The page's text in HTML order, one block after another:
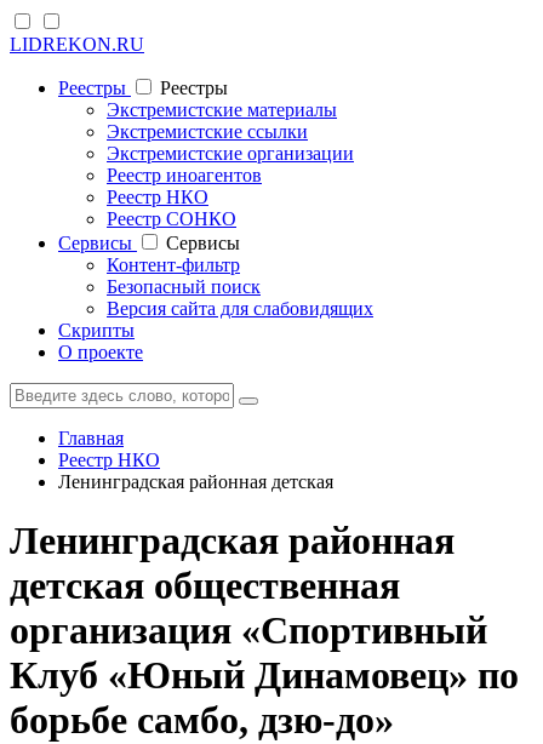
LIDREKON.RU
Реестры
Реестры
Экстремистские материалы
Экстремистские ссылки
Экстремистские организации
Реестр иноагентов
Реестр НКО
Реестр СОНКО
Cервисы
Cервисы
Контент-фильтр
Безопасный поиск
Версия сайта для слабовидящих
Скрипты
О проекте
Главная
Реестр НКО
Ленинградская районная детская
Ленинградская районная
детская общественная
организация «Спортивный
Клуб «Юный Динамовец» по
борьбе самбо, дзю-до»